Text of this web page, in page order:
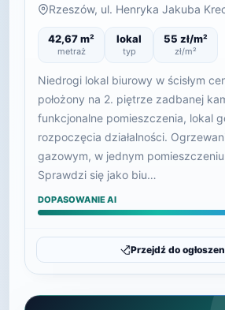
Rzeszów, ul. Henryka Jakuba
42,67 m²
metraż
lokal
typ
55 zł/m²
zł/m²
Niedrogi lokal biurowy w ścisłym
położony na 2. piętrze zadbanej
funkcjonalne pomieszczenia, lokal
rozpoczęcia działalności.
gazowym, w jednym
Sprawdzi się jako biu…
DOPASOWANIE AI
Przejdź do